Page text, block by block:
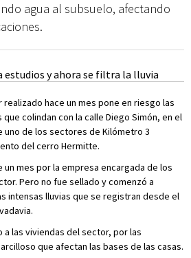
agua al subsuelo, afectando
hace un mes pone en riesgo las
colindan con la calle Diego Simón, en el
uno de los sectores de Kilómetro 3
del cerro Hermitte.
mes por la empresa encargada de los
Pero no fue sellado y comenzó a
intensas lluvias que se registran desde el
a las viviendas del sector, por las
que afectan las bases de las casas.